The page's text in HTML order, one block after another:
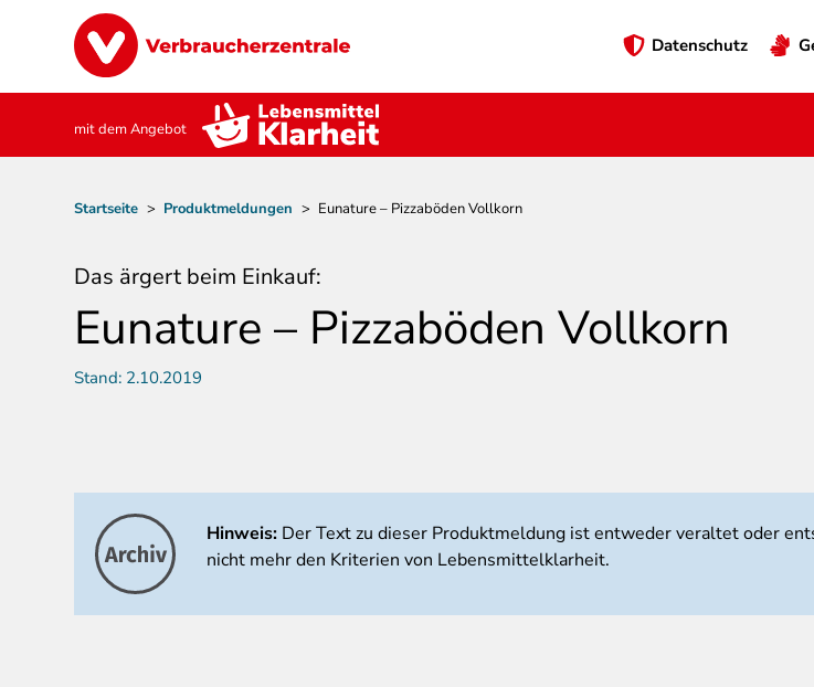
Image
Preheader
Datenschutz
mit dem Angebot
Pfadnavigation
Startseite > Produktmeldungen > Eunature – Pizzaböden Vollkorn
Das ärgert beim Einkauf:
Eunature – Pizzaböden Vollkorn
Stand: 2.10.2019
Hinweis: Der Text zu dieser Produktmeldung ist entweder veraltet oder
nicht mehr den Kriterien von Lebensmittelklarheit.